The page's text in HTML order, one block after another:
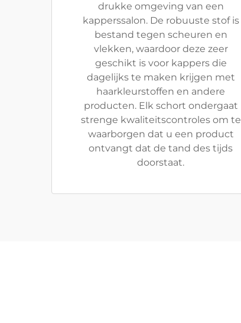
drukke omgeving van een
kapperssalon. De robuuste stof is
bestand tegen scheuren en
vlekken, waardoor deze zeer
geschikt is voor kappers die
dagelijks te maken krijgen met
haarkleurstoffen en andere
producten. Elk schort ondergaat
strenge kwaliteitscontroles om te
waarborgen dat u een product
ontvangt dat de tand des tijds
doorstaat.